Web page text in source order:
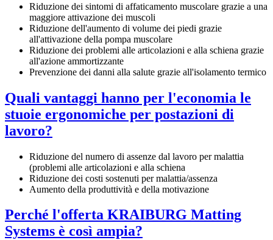
Riduzione dei sintomi di affaticamento muscolare grazie a una
maggiore attivazione dei muscoli
Riduzione dell'aumento di volume dei piedi grazie
all'attivazione della pompa muscolare
Riduzione dei problemi alle articolazioni e alla schiena grazie
all'azione ammortizzante
Prevenzione dei danni alla salute grazie all'isolamento termico
Quali vantaggi hanno per l'economia le
stuoie ergonomiche per postazioni di
lavoro?
Riduzione del numero di assenze dal lavoro per malattia
(problemi alle articolazioni e alla schiena
Riduzione dei costi sostenuti per malattia/assenza
Aumento della produttività e della motivazione
Perché l'offerta KRAIBURG Matting
Systems è così ampia?